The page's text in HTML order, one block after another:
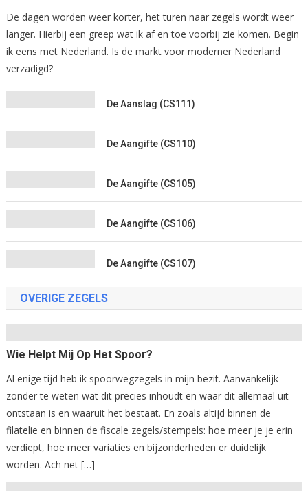
De dagen worden weer korter, het turen naar zegels wordt weer
langer. Hierbij een greep wat ik af en toe voorbij zie komen. Begin
ik eens met Nederland. Is de markt voor moderner Nederland
verzadigd?
De Aanslag (CS111)
De Aangifte (CS110)
De Aangifte (CS105)
De Aangifte (CS106)
De Aangifte (CS107)
OVERIGE ZEGELS
Wie Helpt Mij Op Het Spoor?
Al enige tijd heb ik spoorwegzegels in mijn bezit. Aanvankelijk
zonder te weten wat dit precies inhoudt en waar dit allemaal uit
ontstaan is en waaruit het bestaat. En zoals altijd binnen de
filatelie en binnen de fiscale zegels/stempels: hoe meer je je erin
verdiept, hoe meer variaties en bijzonderheden er duidelijk
worden. Ach net […]